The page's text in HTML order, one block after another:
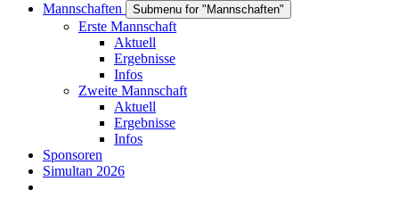
Mannschaften
Submenu for "Mannschaften"
Erste Mannschaft
Aktuell
Ergebnisse
Infos
Zweite Mannschaft
Aktuell
Ergebnisse
Infos
Sponsoren
Simultan 2026